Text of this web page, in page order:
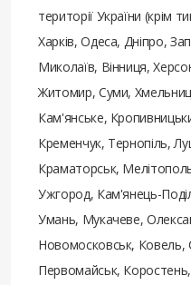
території України (крім
Харків, Одеса, Дніпро,
Миколаїв, Вінниця,
Житомир, Суми,
Кам'янське,
Кременчук, Тернопіль,
Краматорськ,
Ужгород, Кам'янець-
Умань, Мукачеве,
Новомосковськ, Ковель,
Первомайськ,